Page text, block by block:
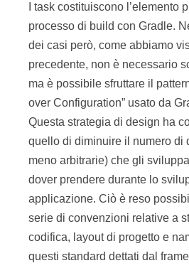
I task costituiscono l’elemento
processo di build con Gradle.
dei casi però, come abbiamo
precedente, non è necessario
ma è possibile sfruttare il
over Configuration” usato da
Questa strategia di design ha
quello di diminuire il numero di
meno arbitrarie) che gli
dover prendere durante lo
applicazione. Ciò è reso
serie di convenzioni relative a
codifica, layout di progetto e
questi standard dettati dal